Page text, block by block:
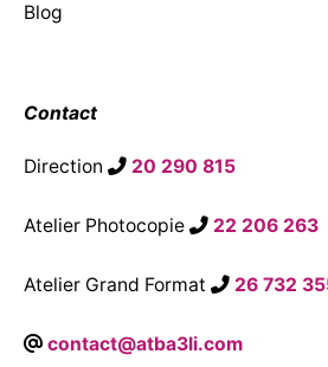
Blog
Contact
Direction 20 290 815
Atelier Photocopie 22 206 263
Atelier Grand Format 26 732
contact@atba3li.com